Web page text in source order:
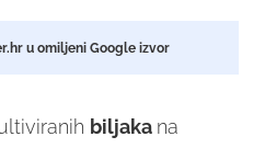
u omiljeni Google izvor
biljaka na